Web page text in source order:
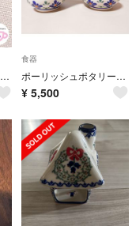
ポーリッシュポタリー スプーン ミレナ 赤いバラ ポーランド食器 陶器製スプーン
食器
ポーリッシュポタリー ポーランド食器 薬味入れダブル
¥ 5,500